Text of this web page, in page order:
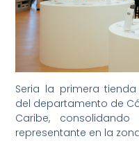
Seria la primera
del departamento de
Caribe,
representante en la